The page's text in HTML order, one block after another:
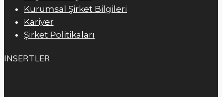
Kurumsal Şirket Bilgileri
Kariyer
Şirket Politikaları
INSERTLER